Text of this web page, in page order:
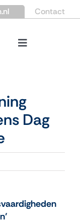
Contact
Toggle
Dag